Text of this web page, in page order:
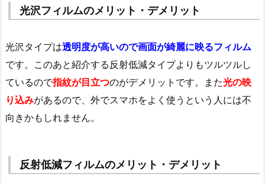
光沢フィルムのメリット・デメリット
光沢タイプは透明度が高いので画面が綺麗に映るフィルム
です。このあと紹介する反射低減タイプよりもツルツルし
ているので指紋が目立つのがデメリットです。また光の映
り込みがあるので、外でスマホをよく使うという人には不
向きかもしれません。
反射低減フィルムのメリット・デメリット